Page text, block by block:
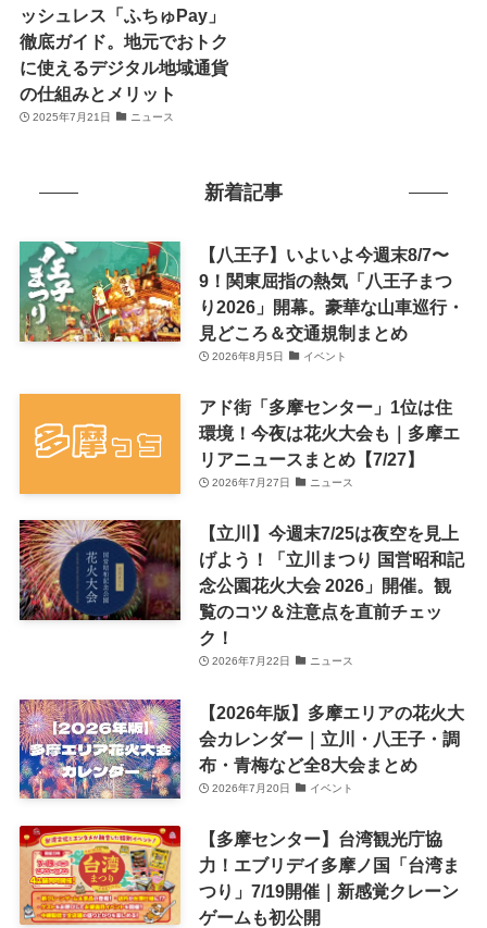
ッシュレス「ふちゅPay」
徹底ガイド。地元でおトク
に使えるデジタル地域通貨
の仕組みとメリット
2025年7月21日 ニュース
新着記事
【八王子】いよいよ今週末8/7〜
9！関東屈指の熱気「八王子まつ
り2026」開幕。豪華な山車巡行・
見どころ＆交通規制まとめ
2026年8月5日 イベント
アド街「多摩センター」1位は住
環境！今夜は花火大会も｜多摩エ
リアニュースまとめ【7/27】
2026年7月27日 ニュース
【立川】今週末7/25は夜空を見上
げよう！「立川まつり 国営昭和記
念公園花火大会 2026」開催。観
覧のコツ＆注意点を直前チェッ
ク！
2026年7月22日 ニュース
【2026年版】多摩エリアの花火大
会カレンダー｜立川・八王子・調
布・青梅など全8大会まとめ
2026年7月20日 イベント
【多摩センター】台湾観光庁協
力！エブリデイ多摩ノ国「台湾ま
つり」7/19開催｜新感覚クレーン
ゲームも初公開